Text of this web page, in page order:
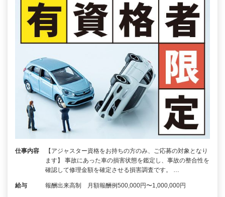
仕事内容
【アジャスター資格をお持ちの方のみ、ご応募の対象となり
ます】 事故にあった車の損害状態を鑑定し、事故の整合性を
確認して修理金額を確定させる損害調査です。 …
給与 報酬出来高制 月額報酬例500,000円〜1,000,000円